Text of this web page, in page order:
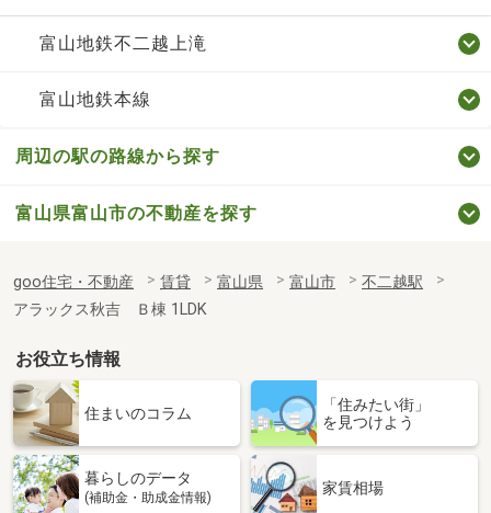
富山地鉄不二越上滝
富山地鉄本線
周辺の駅の路線から探す
富山県富山市の不動産を探す
goo住宅・不動産 賃貸 富山県 富山市
不二越駅
アラックス秋吉 Ｂ棟 1LDK
お役立ち情報
住まいのコラム
「住みたい街」
を見つけよう
暮らしのデータ
(補助金・助成金情報)
家賃相場